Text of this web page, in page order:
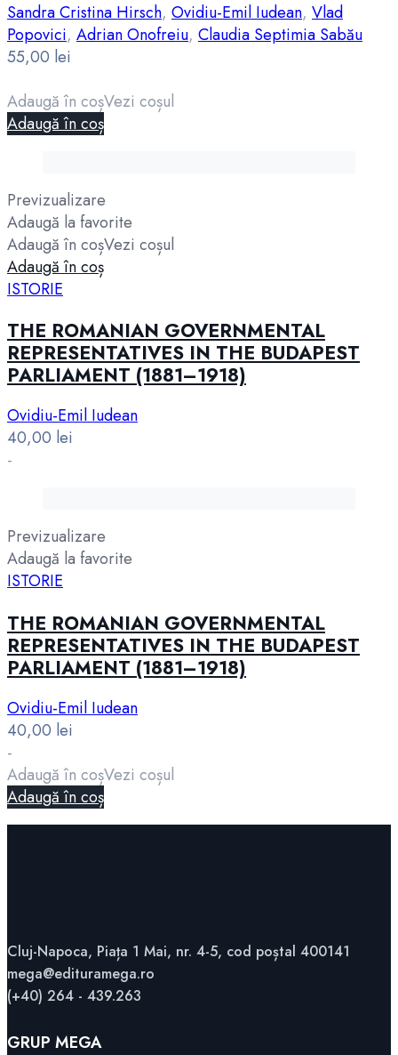
Sandra Cristina Hirsch, Ovidiu-Emil Iudean, Vlad
Popovici, Adrian Onofreiu, Claudia Septimia Sabău
55,00 lei
Adaugă în coșVezi coșul
Adaugă în coș
Previzualizare
Adaugă la favorite
Adaugă în coșVezi coșul
Adaugă în coș
ISTORIE
THE ROMANIAN GOVERNMENTAL
REPRESENTATIVES IN THE BUDAPEST
PARLIAMENT (1881–1918)
Ovidiu-Emil Iudean
40,00 lei
-
Previzualizare
Adaugă la favorite
ISTORIE
THE ROMANIAN GOVERNMENTAL
REPRESENTATIVES IN THE BUDAPEST
PARLIAMENT (1881–1918)
Ovidiu-Emil Iudean
40,00 lei
-
Adaugă în coșVezi coșul
Adaugă în coș
Cluj-Napoca, Piața 1 Mai, nr. 4-5, cod poștal 400141
mega@edituramega.ro
(+40) 264 - 439.263
GRUP MEGA